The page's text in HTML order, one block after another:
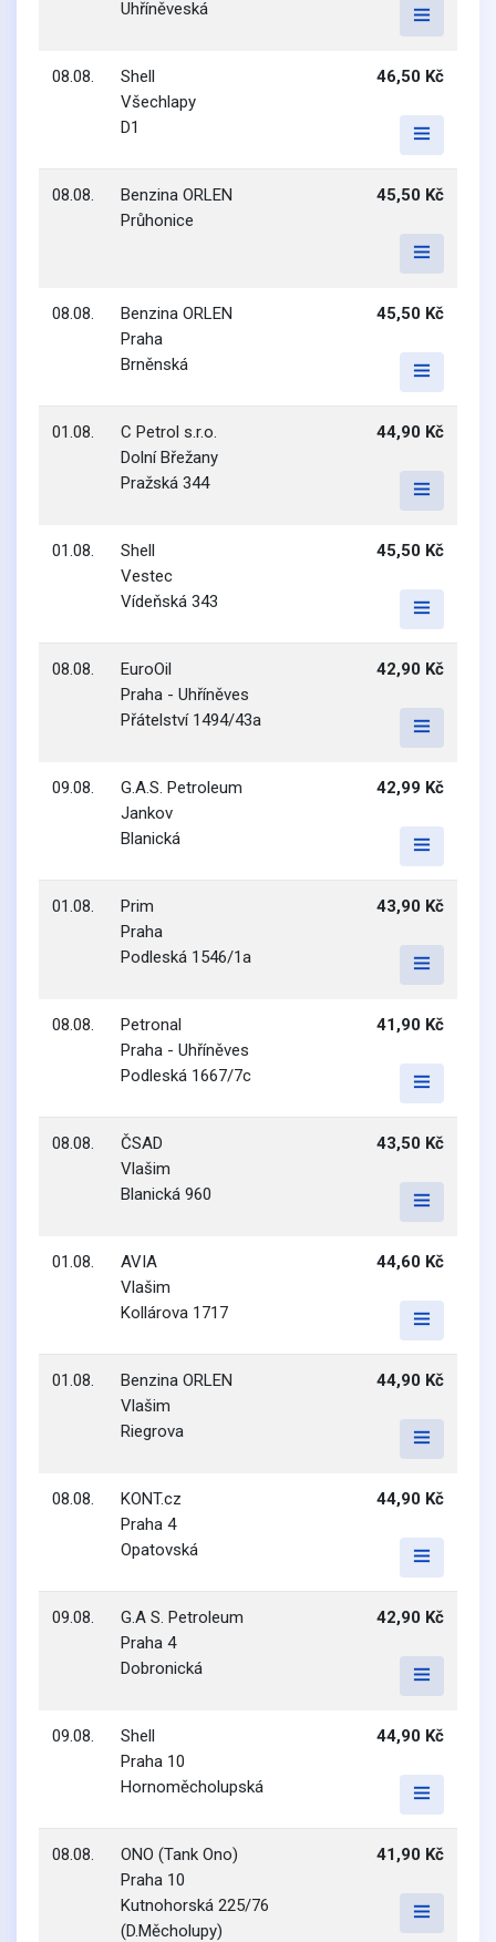
Uhříněveská
08.08.
Shell
Všechlapy
D1
46,50 Kč
08.08.
Benzina ORLEN
Průhonice
45,50 Kč
08.08.
Benzina ORLEN
Praha
Brněnská
45,50 Kč
01.08.
C Petrol s.r.o.
Dolní Břežany
Pražská 344
44,90 Kč
01.08.
Shell
Vestec
Vídeňská 343
45,50 Kč
08.08.
EuroOil
Praha - Uhříněves
Přátelství 1494/43a
42,90 Kč
09.08.
G.A.S. Petroleum
Jankov
Blanická
42,99 Kč
01.08.
Prim
Praha
Podleská 1546/1a
43,90 Kč
08.08.
Petronal
Praha - Uhříněves
Podleská 1667/7c
41,90 Kč
08.08.
ČSAD
Vlašim
Blanická 960
43,50 Kč
01.08.
AVIA
Vlašim
Kollárova 1717
44,60 Kč
01.08.
Benzina ORLEN
Vlašim
Riegrova
44,90 Kč
08.08.
KONT.cz
Praha 4
Opatovská
44,90 Kč
09.08.
G.A S. Petroleum
Praha 4
Dobronická
42,90 Kč
09.08.
Shell
Praha 10
Hornoměcholupská
44,90 Kč
08.08.
ONO (Tank Ono)
Praha 10
Kutnohorská 225/76
(D.Měcholupy)
41,90 Kč